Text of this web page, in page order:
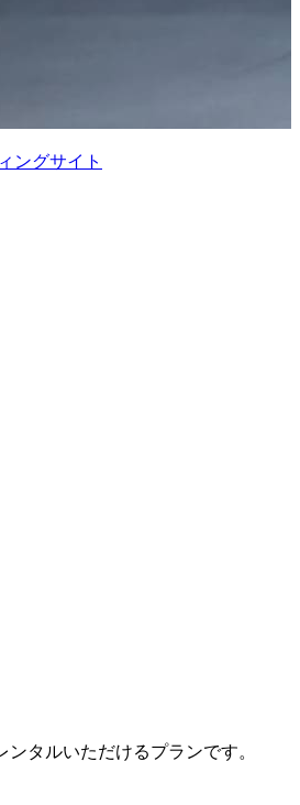
タルいただけるプランです。